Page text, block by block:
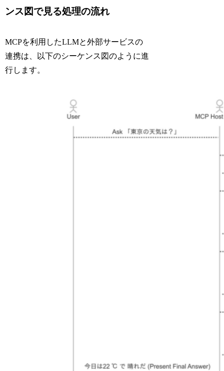
ンス図で見る処理の流れ
MCPを利用したLLMと外部サービスの
連携は、以下のシーケンス図のように進
行します。